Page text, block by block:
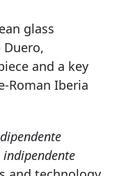
glass
and a key
Roman Iberia
indipendente